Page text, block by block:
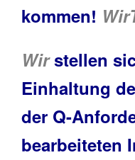
kommen!
Wir stellen
Einhaltung
der Q-
bearbeiteten